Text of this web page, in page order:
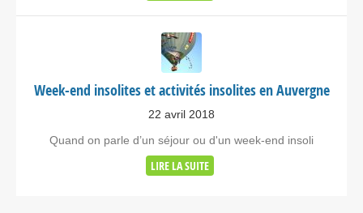
Week-end insolites et activités insolites en Auvergne
22 avril 2018
Quand on parle d’un séjour ou d'un week-end insoli
LIRE LA SUITE